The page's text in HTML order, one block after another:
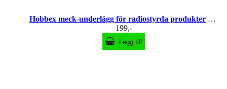
Hobbex meck-underlägg för radiostyrda produkter Et
199,-
Legg till